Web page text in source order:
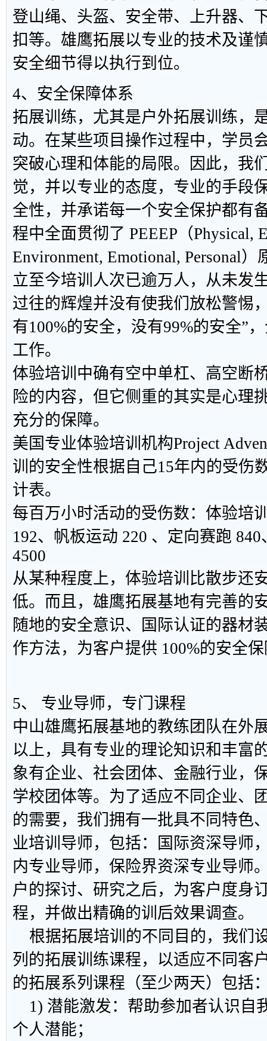
登山绳、头盔、安全带、上升器、
扣等。雄鹰拓展以专业的技术及谨
安全细节得以执行到位。
4、安全保障体系
拓展训练，尤其是户外拓展训练，
动。在某些项目操作过程中，学员
突破心理和体能的局限。因此，我
觉，并以专业的态度，专业的手段
全性，并承诺每一个安全保护都有
程中全面贯彻了 PEEEP（Physical,
Environment, Emotional, Personal
立至今培训人次已逾万人，从未发
过往的辉煌并没有使我们放松警惕
有100%的安全，没有99%的安全”
工作。
体验培训中确有空中单杠、高空断
险的内容，但它侧重的其实是心理
充分的保障。
美国专业体验培训机构Project
训的安全性根据自己15年内的受伤
计表。
每百万小时活动的受伤数：体验培
192、帆板运动 220 、定向赛跑
4500
从某种程度上，体验培训比散步还
低。而且，雄鹰拓展基地有完善的
随地的安全意识、国际认证的器材
作方法，为客户提供 100%的安全
5、 专业导师，专门课程
中山雄鹰拓展基地的教练团队在外
以上，具有专业的理论知识和丰富
象有企业、社会团体、金融行业，
学校团体等。为了适应不同企业、
的需要，我们拥有一批具不同特色
业培训导师，包括：国际资深导师
内专业导师，保险界资深专业导师
户的探讨、研究之后，为客户度身
程，并做出精确的训后效果调查。
根据拓展培训的不同目的，我们
列的拓展训练课程，以适应不同客
的拓展系列课程（至少两天）包括
1) 潜能激发：帮助参加者认识自
个人潜能；